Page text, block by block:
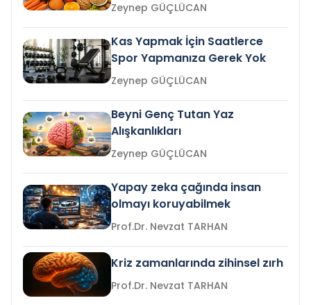
Zeynep GÜÇLÜCAN
Kas Yapmak İçin Saatlerce
Spor Yapmanıza Gerek Yok
Zeynep GÜÇLÜCAN
Beyni Genç Tutan Yaz
Alışkanlıkları
Zeynep GÜÇLÜCAN
Yapay zeka çağında insan
olmayı koruyabilmek
Prof.Dr. Nevzat TARHAN
Kriz zamanlarında zihinsel zırh
Prof.Dr. Nevzat TARHAN